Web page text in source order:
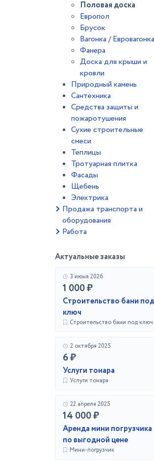
Половая доска
Европол
Брусок
Вагонка / Евровагонка
Фанера
Доска для крыши и
кровли
Природный камень
Сантехника
Средства защиты и
пожаротушения
Сухие строительные
смеси
Теплицы
Тротуарная плитка
Фасады
Щебень
Электрика
Продажа транспорта и
оборудования
Работа
Актуальные заказы
3 июня 2026
1 000 ₽
Строительство бани под
ключ
Строительство бани под ключ
2 октября 2025
6 ₽
Услуги тонара
Услуги тонара
22 апреля 2025
14 000 ₽
Аренда мини погрузчика
по выгодной цене
Мини-погрузчик